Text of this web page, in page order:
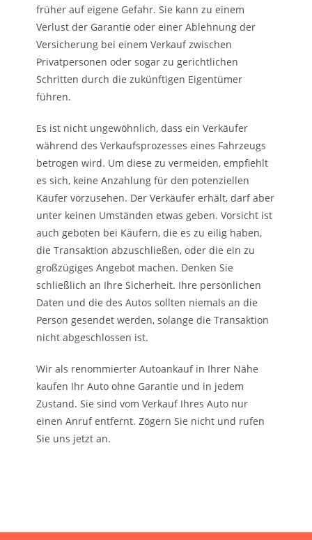
früher auf eigene Gefahr. Sie kann zu einem
Verlust der Garantie oder einer Ablehnung der
Versicherung bei einem Verkauf zwischen
Privatpersonen oder sogar zu gerichtlichen
Schritten durch die zukünftigen Eigentümer
führen.
Es ist nicht ungewöhnlich, dass ein Verkäufer
während des Verkaufsprozesses eines Fahrzeugs
betrogen wird. Um diese zu vermeiden, empfiehlt
es sich, keine Anzahlung für den potenziellen
Käufer vorzusehen. Der Verkäufer erhält, darf aber
unter keinen Umständen etwas geben. Vorsicht ist
auch geboten bei Käufern, die es zu eilig haben,
die Transaktion abzuschließen, oder die ein zu
großzügiges Angebot machen. Denken Sie
schließlich an Ihre Sicherheit. Ihre persönlichen
Daten und die des Autos sollten niemals an die
Person gesendet werden, solange die Transaktion
nicht abgeschlossen ist.
Wir als renommierter Autoankauf in Ihrer Nähe
kaufen Ihr Auto ohne Garantie und in jedem
Zustand. Sie sind vom Verkauf Ihres Auto nur
einen Anruf entfernt. Zögern Sie nicht und rufen
Sie uns jetzt an.